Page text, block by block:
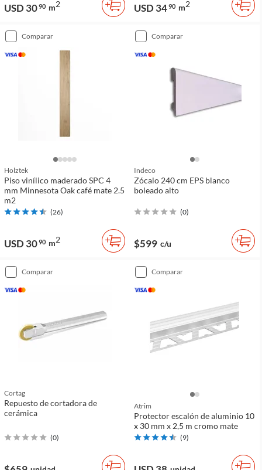
USD 3090 m2 USD 3490 m2
comparar
Holztek
Piso vinílico maderado SPC 4
mm Minnesota Oak café mate 2.5
m2
(26)
USD 3090 m2
comparar
Indeco
Zócalo 240 cm EPS blanco
boleado alto
(0)
$599 c/u
comparar
Cortag
Repuesto de cortadora de
cerámica
(0)
comparar
Atrim
Protector escalón de aluminio 10
x 30 mm x 2,5 m cromo mate
(9)